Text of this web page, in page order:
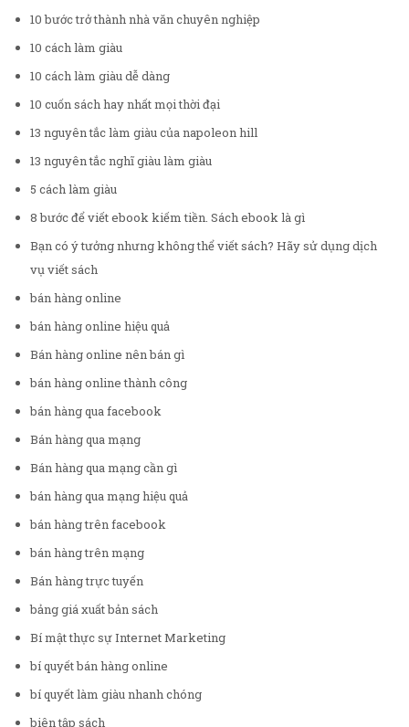
10 bước trở thành nhà văn chuyên nghiệp
10 cách làm giàu
10 cách làm giàu dễ dàng
10 cuốn sách hay nhất mọi thời đại
13 nguyên tắc làm giàu của napoleon hill
13 nguyên tắc nghĩ giàu làm giàu
5 cách làm giàu
8 bước để viết ebook kiếm tiền. Sách ebook là gì
Bạn có ý tưởng nhưng không thể viết sách? Hãy sử dụng dịch
vụ viết sách
bán hàng online
bán hàng online hiệu quả
Bán hàng online nên bán gì
bán hàng online thành công
bán hàng qua facebook
Bán hàng qua mạng
Bán hàng qua mạng cần gì
bán hàng qua mạng hiệu quả
bán hàng trên facebook
bán hàng trên mạng
Bán hàng trực tuyến
bảng giá xuất bản sách
Bí mật thực sự Internet Marketing
bí quyết bán hàng online
bí quyết làm giàu nhanh chóng
biên tập sách